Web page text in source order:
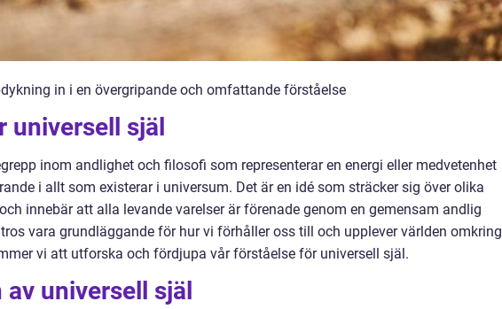
in i en övergripande och omfattande förståelse
universell själ
inom andlighet och filosofi som representerar en energi eller medvetenhet
i allt som existerar i universum. Det är en idé som sträcker sig över olika
innebär att alla levande varelser är förenade genom en gemensam andlig
vara grundläggande för hur vi förhåller oss till och upplever världen omkring
vi att utforska och fördjupa vår förståelse för universell själ.
universell själ